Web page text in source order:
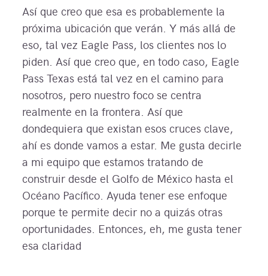
Así que creo que esa es probablemente la
próxima ubicación que verán. Y más allá de
eso, tal vez Eagle Pass, los clientes nos lo
piden. Así que creo que, en todo caso, Eagle
Pass Texas está tal vez en el camino para
nosotros, pero nuestro foco se centra
realmente en la frontera. Así que
dondequiera que existan esos cruces clave,
ahí es donde vamos a estar. Me gusta decirle
a mi equipo que estamos tratando de
construir desde el Golfo de México hasta el
Océano Pacífico. Ayuda tener ese enfoque
porque te permite decir no a quizás otras
oportunidades. Entonces, eh, me gusta tener
esa claridad